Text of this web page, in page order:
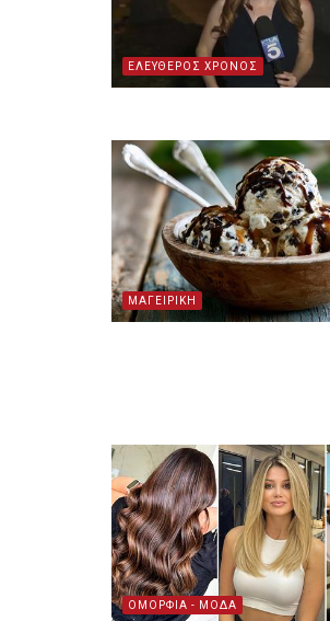
ΕΛΕΥΘΕΡΟΣ ΧΡΟΝΟΣ
ΜΑΓΕΙΡΙΚΗ
ΟΜΟΡΦΙΑ - ΜΟΔΑ